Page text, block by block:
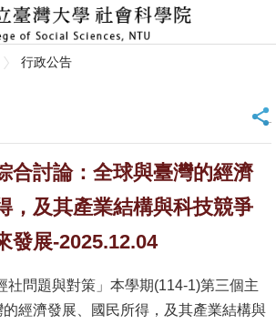
行政公告
_
合討論：全球與臺灣的經濟
，及其產業結構與科技競爭
發展-2025.12.04
社問題與對策」本學期(114-1)第三個主
經濟發展、國民所得，及其產業結構與